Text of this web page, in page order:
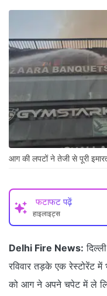
आग की लपटों ने तेजी से पूरी
फटाफट पढ़ें
हाइलाइट्स
Delhi Fire News:
रविवार तड़के एक रेस्टोरेंट
को आग ने अपने चपेट में ले